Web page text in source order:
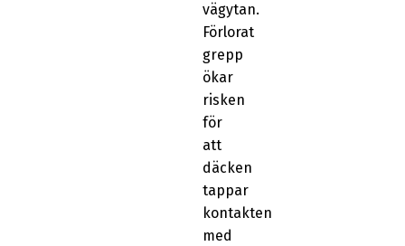
vägytan.
Förlorat
grepp
ökar
risken
för
att
däcken
tappar
kontakten
med